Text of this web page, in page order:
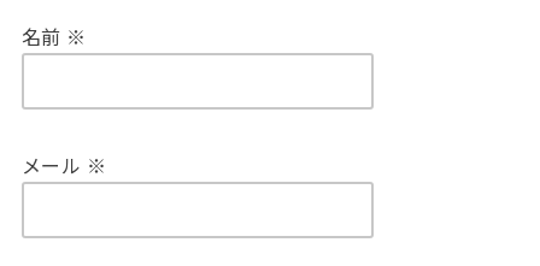
名前 ※
メール ※